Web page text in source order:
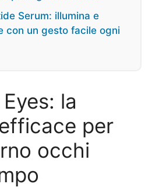
Serum: illumina e
con un gesto facile ogni
la
per
occhi